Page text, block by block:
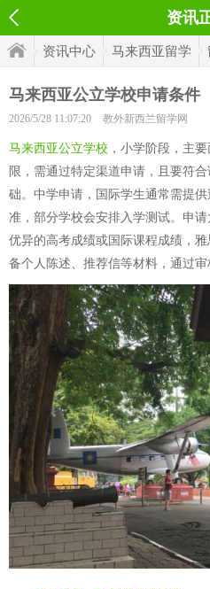
资讯
资讯中心 马来西亚留学
马来西亚公立学校申请条件
2026/5/28 11:07:20 教外新西兰留学网
马来西亚公立学校 ，小学阶段，主
限，需通过特定渠道申请，且要符
础。中学申请，国际学生通常需提
准，部分学校会安排入学测试。申
优异的高考成绩或国际课程成绩，
备个人陈述、推荐信等材料，通过审